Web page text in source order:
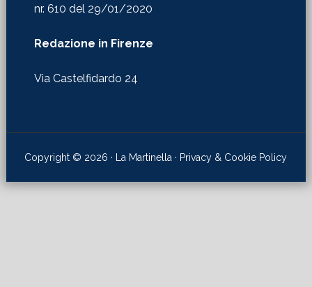
nr. 610 del 29/01/2020
Redazione in Firenze
Via Castelfidardo 24
Copyright © 2026 · La Martinella · Privacy & Cookie Policy